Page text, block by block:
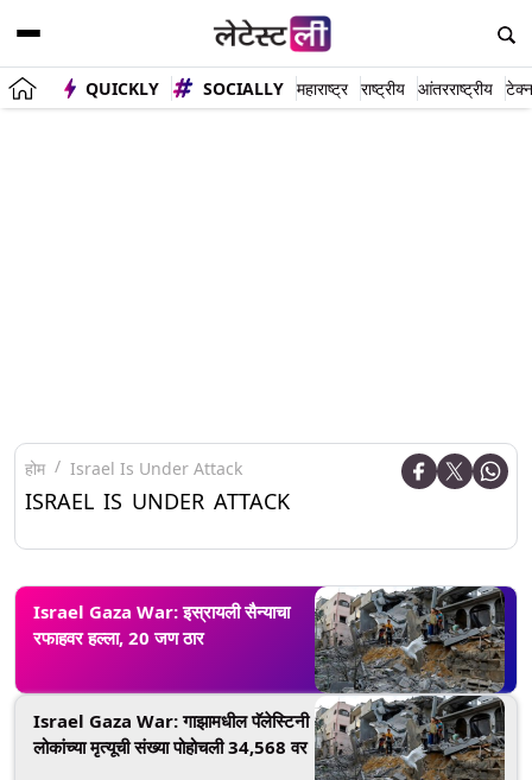
QUICKLY SOCIALLY महाराष्ट्र राष्ट्रीय आंतरराष्ट्रीय
होम Israel Is Under Attack
ISRAEL IS UNDER ATTACK
Israel Gaza War: इस्रायली सैन्याचा
रफाहवर हल्ला, 20 जण ठार
Israel Gaza War: गाझामधील पॅलेस्टिनी
लोकांच्या मृत्यूची संख्या पोहोचली 34,568 वर